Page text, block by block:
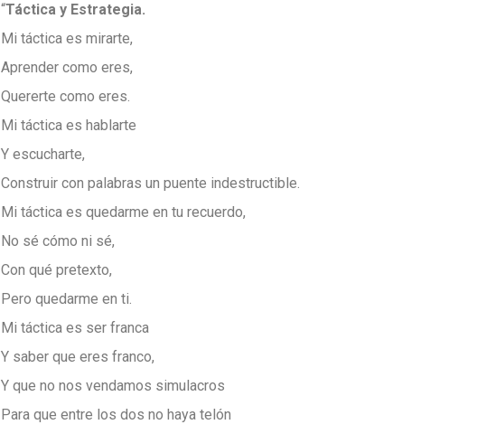
“Táctica y Estrategia.
Mi táctica es mirarte,
Aprender como eres,
Quererte como eres.
Mi táctica es hablarte
Y escucharte,
Construir con palabras un puente indestructible.
Mi táctica es quedarme en tu recuerdo,
No sé cómo ni sé,
Con qué pretexto,
Pero quedarme en ti.
Mi táctica es ser franca
Y saber que eres franco,
Y que no nos vendamos simulacros
Para que entre los dos no haya telón